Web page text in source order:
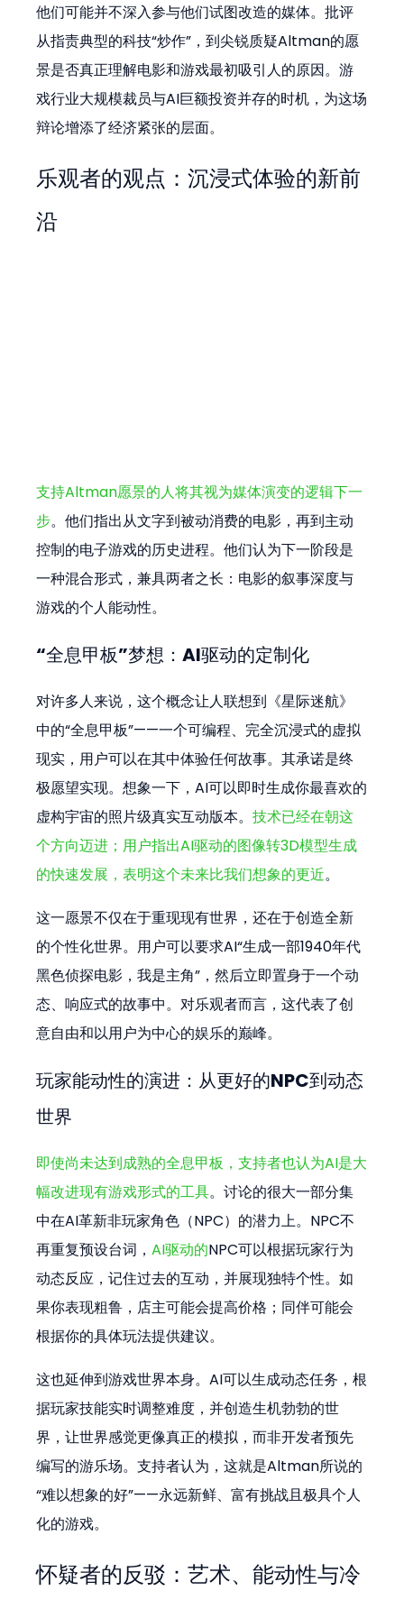
他们可能并不深入参与他们试图改造的媒体。批评
从指责典型的科技“炒作”，到尖锐质疑Altman的愿
景是否真正理解电影和游戏最初吸引人的原因。游
戏行业大规模裁员与AI巨额投资并存的时机，为这场
辩论增添了经济紧张的层面。
乐观者的观点：沉浸式体验的新前
沿
支持Altman愿景的人将其视为媒体演变的逻辑下一
步。他们指出从文字到被动消费的电影，再到主动
控制的电子游戏的历史进程。他们认为下一阶段是
一种混合形式，兼具两者之长：电影的叙事深度与
游戏的个人能动性。
“全息甲板”梦想：AI驱动的定制化
对许多人来说，这个概念让人联想到《星际迷航》
中的“全息甲板”——一个可编程、完全沉浸式的虚拟
现实，用户可以在其中体验任何故事。其承诺是终
极愿望实现。想象一下，AI可以即时生成你最喜欢的
虚构宇宙的照片级真实互动版本。技术已经在朝这
个方向迈进；用户指出AI驱动的图像转3D模型生成
的快速发展，表明这个未来比我们想象的更近。
这一愿景不仅在于重现现有世界，还在于创造全新
的个性化世界。用户可以要求AI“生成一部1940年代
黑色侦探电影，我是主角”，然后立即置身于一个动
态、响应式的故事中。对乐观者而言，这代表了创
意自由和以用户为中心的娱乐的巅峰。
玩家能动性的演进：从更好的NPC到动态
世界
即使尚未达到成熟的全息甲板，支持者也认为AI是大
幅改进现有游戏形式的工具。讨论的很大一部分集
中在AI革新非玩家角色（NPC）的潜力上。NPC不
再重复预设台词，AI驱动的NPC可以根据玩家行为
动态反应，记住过去的互动，并展现独特个性。如
果你表现粗鲁，店主可能会提高价格；同伴可能会
根据你的具体玩法提供建议。
这也延伸到游戏世界本身。AI可以生成动态任务，根
据玩家技能实时调整难度，并创造生机勃勃的世
界，让世界感觉更像真正的模拟，而非开发者预先
编写的游乐场。支持者认为，这就是Altman所说的
“难以想象的好”——永远新鲜、富有挑战且极具个人
化的游戏。
怀疑者的反驳：艺术、能动性与冷